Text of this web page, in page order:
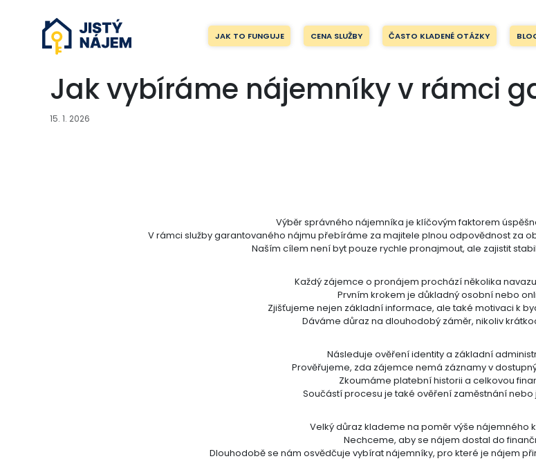
JAK TO FUNGUJE CENA SLUŽBY ČASTO KLADENÉ OTÁZKY
Jak vybíráme nájemníky v rámci
15. 1. 2026
Výběr správného nájemníka je klíčovým faktorem
V rámci služby garantovaného nájmu přebíráme za majitele plnou odpovědnost za
Naším cílem není byt pouze rychle pronajmout, ale zajistit
Každý zájemce o pronájem prochází několika
Prvním krokem je důkladný osobní nebo
Zjišťujeme nejen základní informace, ale také motivaci k
Dáváme důraz na dlouhodobý záměr, nikoliv
Následuje ověření identity a základní
Prověřujeme, zda zájemce nemá záznamy v
Zkoumáme platební historii a celkovou
Součástí procesu je také ověření zaměstnání
Velký důraz klademe na poměr výše nájemného
Nechceme, aby se nájem dostal do
Dlouhodobě se nám osvědčuje vybírat nájemníky, pro které je nájem